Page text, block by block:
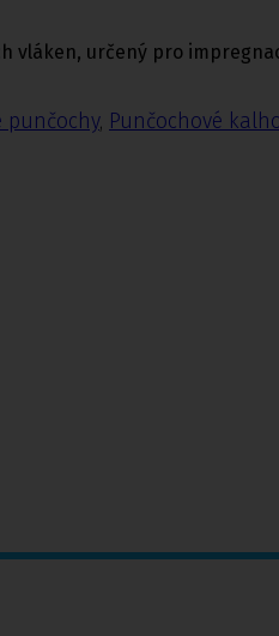
punčochy, Punčochové
vláken, určený pro